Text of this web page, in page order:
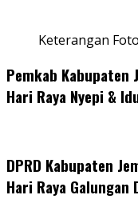
Keterangan
Pemkab Kabupaten
Hari Raya Nyepi &
DPRD Kabupaten
Hari Raya Galungan